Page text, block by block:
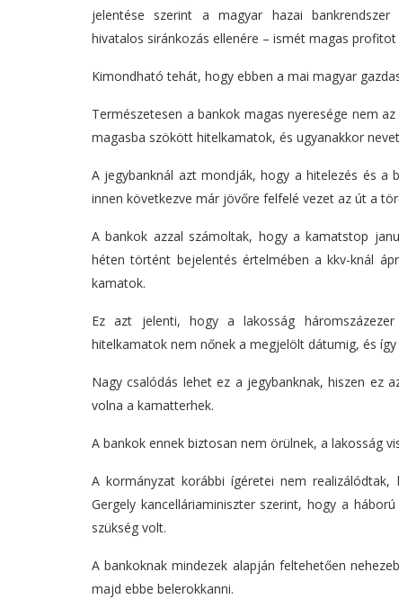
jelentése szerint a magyar hazai
hivatalos siránkozás ellenére – ismét magas profitot
Kimondható tehát, hogy ebben a mai magyar
Természetesen a bankok magas nyeresége nem
magasba szökött hitelkamatok, és ugyanakkor
A jegybanknál azt mondják, hogy a hitelezés és a
innen következve már jövőre felfelé vezet az út a
A bankok azzal számoltak, hogy a kamatstop
héten történt bejelentés értelmében a kkv-knál
kamatok.
Ez azt jelenti, hogy a lakosság
hitelkamatok nem nőnek a megjelölt dátumig, és
Nagy csalódás lehet ez a jegybanknak, hiszen ez
volna a kamatterhek.
A bankok ennek biztosan nem örülnek, a lakosság
A kormányzat korábbi ígéretei nem
Gergely kancelláriaminiszter szerint, hogy a
szükség volt.
A bankoknak mindezek alapján feltehetően
majd ebbe belerokkanni.